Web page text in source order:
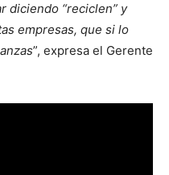
diciendo “reciclen” y
empresas, que si lo
”, expresa el Gerente